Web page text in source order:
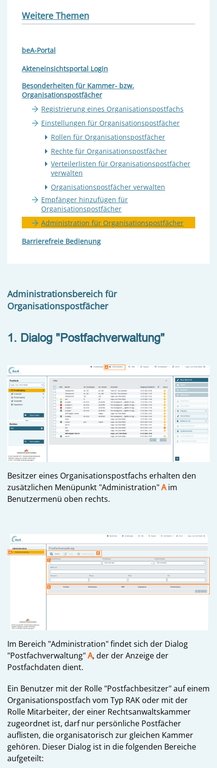
Weitere Themen
beA-Portal
Akteneinsichtsportal Login
Besonderheiten für Kammer- bzw.
Organisationspostfächer
Registrierung eines Organisationspostfachs
Einstellungen für Organisationspostfächer
Rollen für Organisationspostfächer
Rechte für Organisationspostfächer
Verteilerlisten für Organisationspostfächer
verwalten
Organisationspostfächer verwalten
Empfänger hinzufügen für
Organisationspostfächer
Administration für Organisationspostfächer
Barrierefreie Bedienung
Administrationsbereich für
Organisationspostfächer
1. Dialog "Postfachverwaltung"
Besitzer eines Organisationspostfachs erhalten den
zusätzlichen Menüpunkt "Administration"Aim
Benutzermenü oben rechts.
Im Bereich "Administration" findet sich der Dialog
"Postfachverwaltung"A, der der Anzeige der
Postfachdaten dient.
Ein Benutzer mit der Rolle "Postfachbesitzer" auf einem
Organisationspostfach vom Typ RAK oder mit der
Rolle Mitarbeiter, der einer Rechtsanwaltskammer
zugeordnet ist, darf nur persönliche Postfächer
auflisten, die organisatorisch zur gleichen Kammer
gehören. Dieser Dialog ist in die folgenden Bereiche
aufgeteilt: